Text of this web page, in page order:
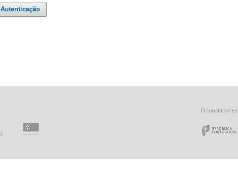
Autenticação
Fundação para a Ciência e a Tecnologia - Fundação para a
Financiadores